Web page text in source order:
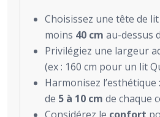
Choisissez une tête de lit
moins 40 cm au-dessus
Privilégiez une largeur
(ex : 160 cm pour un lit
Harmonisez
de 5 à 10 cm de chaque